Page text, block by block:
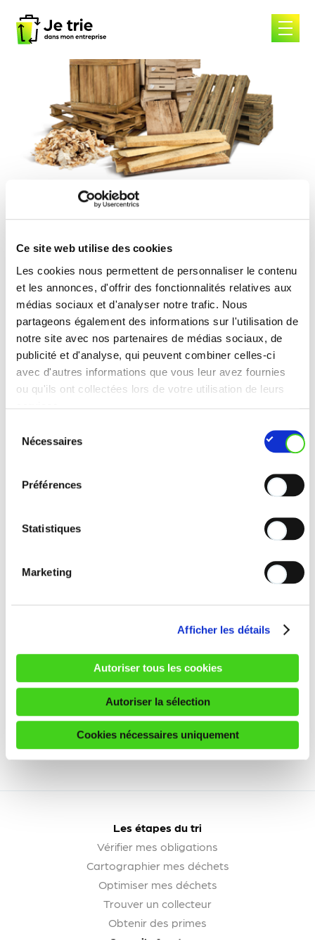
Ce site web utilise des cookies
Les cookies nous permettent de personnaliser le contenu
et les annonces, d'offrir des fonctionnalités relatives aux
médias sociaux et d'analyser notre trafic. Nous
partageons également des informations sur l'utilisation de
notre site avec nos partenaires de médias sociaux, de
publicité et d'analyse, qui peuvent combiner celles-ci
avec d'autres informations que vous leur avez fournies
ou qu'ils ont collectées lors de votre utilisation de leurs
Nécessaires
Préférences
Statistiques
Marketing
Afficher les détails
Autoriser tous les cookies
Autoriser la sélection
Cookies nécessaires uniquement
content
Onbehandeld hout
Les étapes du tri
Vérifier mes obligations
Cartographier mes déchets
Optimiser mes déchets
Trouver un collecteur
Obtenir des primes
Conseils & astuces